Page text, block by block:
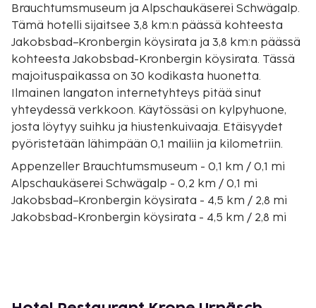
Brauchtumsmuseum ja Alpschaukäserei Schwägalp.
Tämä hotelli sijaitsee 3,8 km:n päässä kohteesta
Jakobsbad–Kronbergin köysirata ja 3,8 km:n päässä
kohteesta Jakobsbad-Kronbergin köysirata. Tässä
majoituspaikassa on 30 kodikasta huonetta.
Ilmainen langaton internetyhteys pitää sinut
yhteydessä verkkoon. Käytössäsi on kylpyhuone,
josta löytyy suihku ja hiustenkuivaaja. Etäisyydet
pyöristetään lähimpään 0,1 mailiin ja kilometriin.
Appenzeller Brauchtumsmuseum - 0,1 km / 0,1 mi
Alpschaukäserei Schwägalp - 0,2 km / 0,1 mi
Jakobsbad–Kronbergin köysirata - 4,5 km / 2,8 mi
Jakobsbad-Kronbergin köysirata - 4,5 km / 2,8 mi
Appenzeller Volkskunde-Museum - 10,6 km / 6,6 mi